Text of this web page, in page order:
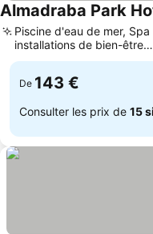
Almadraba Park
Piscine d'eau de mer, Spa
installations de bien-être
relaxants
De 143 €
Consulter les prix de 15